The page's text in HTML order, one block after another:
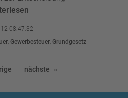
08:47:32
, Gewerbesteuer, Grundgesetz
nächste